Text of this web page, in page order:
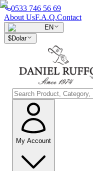
0533 746 56 69
About UsF.A.Q.Contact
EN
$Dolar
My Account